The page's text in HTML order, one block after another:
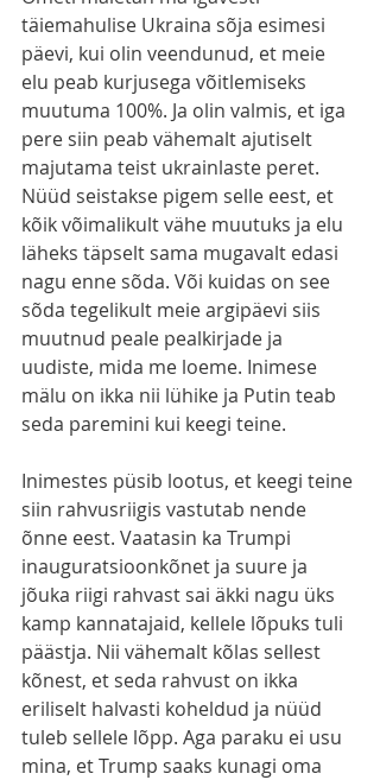
täiemahulise Ukraina sõja esimesi
päevi, kui olin veendunud, et meie
elu peab kurjusega võitlemiseks
muutuma 100%. Ja olin valmis, et iga
pere siin peab vähemalt ajutiselt
majutama teist ukrainlaste peret.
Nüüd seistakse pigem selle eest, et
kõik võimalikult vähe muutuks ja elu
läheks täpselt sama mugavalt edasi
nagu enne sõda. Või kuidas on see
sõda tegelikult meie argipäevi siis
muutnud peale pealkirjade ja
uudiste, mida me loeme. Inimese
mälu on ikka nii lühike ja Putin teab
seda paremini kui keegi teine.
Inimestes püsib lootus, et keegi teine
siin rahvusriigis vastutab nende
õnne eest. Vaatasin ka Trumpi
inauguratsioonkõnet ja suure ja
jõuka riigi rahvast sai äkki nagu üks
kamp kannatajaid, kellele lõpuks tuli
päästja. Nii vähemalt kõlas sellest
kõnest, et seda rahvust on ikka
eriliselt halvasti koheldud ja nüüd
tuleb sellele lõpp. Aga paraku ei usu
mina, et Trump saaks kunagi oma